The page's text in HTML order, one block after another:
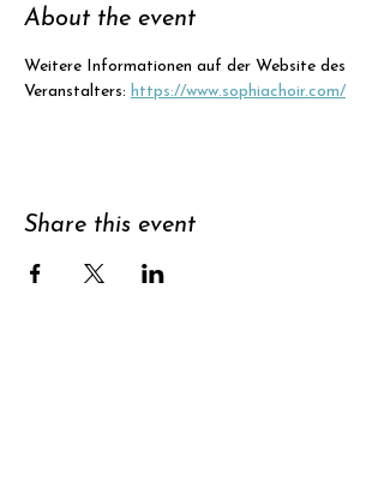
About the event
Weitere Informationen auf der Website des
Veranstalters: https://www.sophiachoir.com/
Share this event